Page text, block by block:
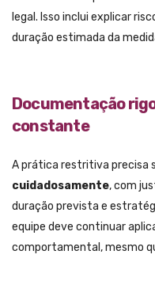
legal. Isso inclui explicar
duração estimada da
Documentação
constante
A prática restritiva precisa
cuidadosamente, com
duração prevista e
equipe deve continuar
comportamental, mesmo